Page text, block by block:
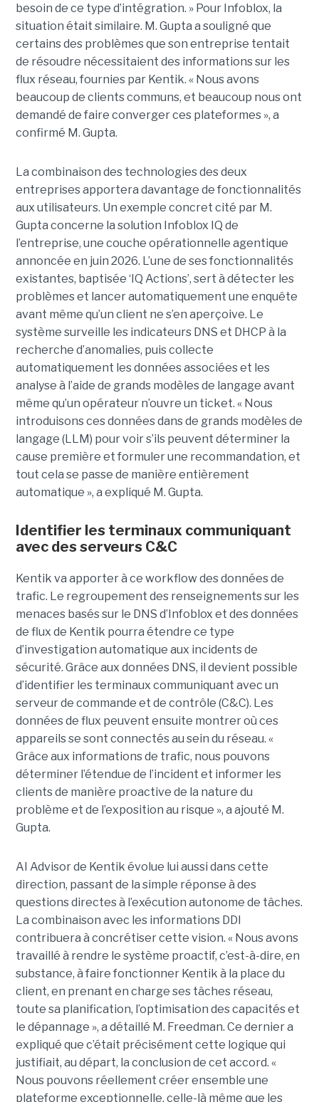
besoin de ce type d’intégration. » Pour Infoblox, la
situation était similaire. M. Gupta a souligné que
certains des problèmes que son entreprise tentait
de résoudre nécessitaient des informations sur les
flux réseau, fournies par Kentik. « Nous avons
beaucoup de clients communs, et beaucoup nous ont
demandé de faire converger ces plateformes », a
confirmé M. Gupta.
La combinaison des technologies des deux
entreprises apportera davantage de fonctionnalités
aux utilisateurs. Un exemple concret cité par M.
Gupta concerne la solution Infoblox IQ de
l’entreprise, une couche opérationnelle agentique
annoncée en juin 2026. L’une de ses fonctionnalités
existantes, baptisée ‘IQ Actions’, sert à détecter les
problèmes et lancer automatiquement une enquête
avant même qu’un client ne s’en aperçoive. Le
système surveille les indicateurs DNS et DHCP à la
recherche d’anomalies, puis collecte
automatiquement les données associées et les
analyse à l’aide de grands modèles de langage avant
même qu’un opérateur n’ouvre un ticket. « Nous
introduisons ces données dans de grands modèles de
langage (LLM) pour voir s’ils peuvent déterminer la
cause première et formuler une recommandation, et
tout cela se passe de manière entièrement
automatique », a expliqué M. Gupta.
Identifier les terminaux communiquant
avec des serveurs C&C
Kentik va apporter à ce workflow des données de
trafic. Le regroupement des renseignements sur les
menaces basés sur le DNS d’Infoblox et des données
de flux de Kentik pourra étendre ce type
d’investigation automatique aux incidents de
sécurité. Grâce aux données DNS, il devient possible
d’identifier les terminaux communiquant avec un
serveur de commande et de contrôle (C&C). Les
données de flux peuvent ensuite montrer où ces
appareils se sont connectés au sein du réseau. «
Grâce aux informations de trafic, nous pouvons
déterminer l’étendue de l’incident et informer les
clients de manière proactive de la nature du
problème et de l’exposition au risque », a ajouté M.
Gupta.
AI Advisor de Kentik évolue lui aussi dans cette
direction, passant de la simple réponse à des
questions directes à l’exécution autonome de tâches.
La combinaison avec les informations DDI
contribuera à concrétiser cette vision. « Nous avons
travaillé à rendre le système proactif, c’est-à-dire, en
substance, à faire fonctionner Kentik à la place du
client, en prenant en charge ses tâches réseau,
toute sa planification, l’optimisation des capacités et
le dépannage », a détaillé M. Freedman. Ce dernier a
expliqué que c’était précisément cette logique qui
justifiait, au départ, la conclusion de cet accord. «
Nous pouvons réellement créer ensemble une
plateforme exceptionnelle, celle-là même que les